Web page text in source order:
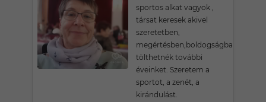
sportos alkat vagyok ,
társat keresek akivel
szeretetben,
megértésben,boldogságban
tölthetnék további
éveinket. Szeretem a
sportot, a zenét, a
kirándulást.